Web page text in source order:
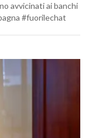
avvicinati ai banchi
#fuorilechat